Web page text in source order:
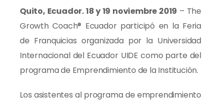
Quito, Ecuador. 18 y 19 noviembre 2019 – The
Growth Coach® Ecuador participó en la Feria
de Franquicias organizada por la Universidad
Internacional del Ecuador UIDE como parte del
programa de Emprendimiento de la Institución.
Los asistentes al programa de emprendimiento